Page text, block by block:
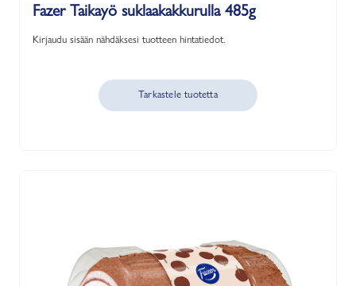
Fazer Taikayö suklaakakkurulla 485g
Kirjaudu sisään nähdäksesi tuotteen hintatiedot.
Tarkastele tuotetta